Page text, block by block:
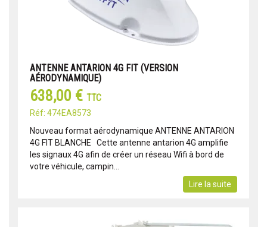
ANTENNE ANTARION 4G FIT (VERSION
AÉRODYNAMIQUE)
638,00 € TTC
Réf: 474EA8573
Nouveau format aérodynamique ANTENNE ANTARION
4G FIT BLANCHE Cette antenne antarion 4G amplifie
les signaux 4G afin de créer un réseau Wifi à bord de
votre véhicule, campin...
Lire la suite